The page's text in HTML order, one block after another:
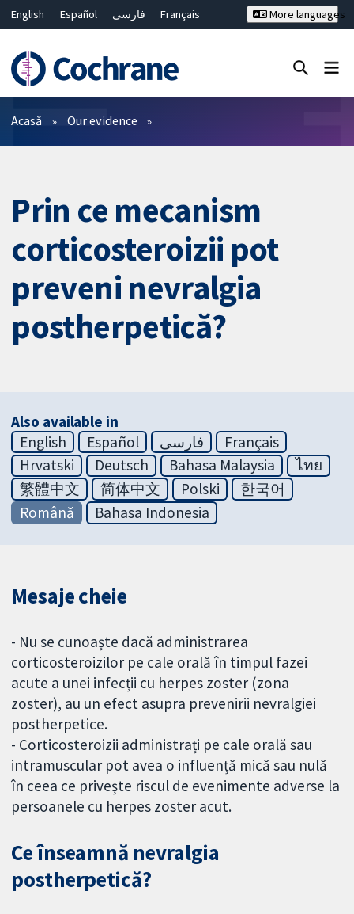
English Español فارسی
Français
Bahasa Malaysia
ไทย
繁體中文
简体中文
More languages
Filtre
Acasă Our evidence
Prin ce mecanism
corticosteroizii pot
preveni nevralgia
postherpetică?
Also available in
English
Español فارسی
Français
Hrvatski
Deutsch Bahasa Malaysia
ไทย
繁體中文
简体中文 Polski
한국어
Română
Bahasa Indonesia
Mesaje cheie
- Nu se cunoaște dacă administrarea
corticosteroizilor pe cale orală în timpul fazei
acute a unei infecții cu herpes zoster (zona
zoster), au un efect asupra prevenirii nevralgiei
postherpetice.
- Corticosteroizii administrați pe cale orală sau
intramuscular pot avea o influență mică sau nulă
în ceea ce privește riscul de evenimente adverse la
persoanele cu herpes zoster acut.
Ce înseamnă nevralgia
postherpetică?